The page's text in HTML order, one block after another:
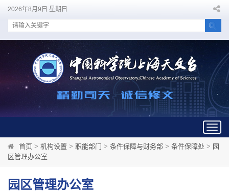
2026年8月9日 星期日
首页 > 机构设置 > 职能部门 > 条件保障与财务部 > 条件保障处 > 园
区管理办公室
园区管理办公室